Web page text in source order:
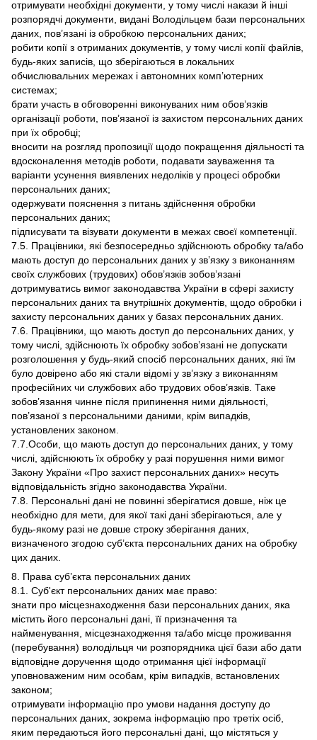
отримувати необхідні документи, у тому числі накази й інші
розпорядчі документи, видані Володільцем бази персональних
даних, пов’язані із обробкою персональних даних;
робити копії з отриманих документів, у тому числі копії файлів,
будь-яких записів, що зберігаються в локальних
обчислювальних мережах і автономних комп’ютерних
системах;
брати участь в обговоренні виконуваних ним обов’язків
організації роботи, пов’язаної із захистом персональних даних
при їх обробці;
вносити на розгляд пропозиції щодо покращення діяльності та
вдосконалення методів роботи, подавати зауваження та
варіанти усунення виявлених недоліків у процесі обробки
персональних даних;
одержувати пояснення з питань здійснення обробки
персональних даних;
підписувати та візувати документи в межах своєї компетенції.
7.5. Працівники, які безпосередньо здійснюють обробку та/або
мають доступ до персональних даних у зв’язку з виконанням
своїх службових (трудових) обов’язків зобов’язані
дотримуватись вимог законодавства України в сфері захисту
персональних даних та внутрішніх документів, щодо обробки і
захисту персональних даних у базах персональних даних.
7.6. Працівники, що мають доступ до персональних даних, у
тому числі, здійснюють їх обробку зобов’язані не допускати
розголошення у будь-який спосіб персональних даних, які їм
було довірено або які стали відомі у зв’язку з виконанням
професійних чи службових або трудових обов’язків. Таке
зобов’язання чинне після припинення ними діяльності,
пов’язаної з персональними даними, крім випадків,
установлених законом.
7.7.Особи, що мають доступ до персональних даних, у тому
числі, здійснюють їх обробку у разі порушення ними вимог
Закону України «Про захист персональних даних» несуть
відповідальність згідно законодавства України.
7.8. Персональні дані не повинні зберігатися довше, ніж це
необхідно для мети, для якої такі дані зберігаються, але у
будь-якому разі не довше строку зберігання даних,
визначеного згодою суб’єкта персональних даних на обробку
цих даних.
8. Права суб’єкта персональних даних
8.1. Суб'єкт персональних даних має право:
знати про місцезнаходження бази персональних даних, яка
містить його персональні дані, її призначення та
найменування, місцезнаходження та/або місце проживання
(перебування) володільця чи розпорядника цієї бази або дати
відповідне доручення щодо отримання цієї інформації
уповноваженим ним особам, крім випадків, встановлених
законом;
отримувати інформацію про умови надання доступу до
персональних даних, зокрема інформацію про третіх осіб,
яким передаються його персональні дані, що містяться у